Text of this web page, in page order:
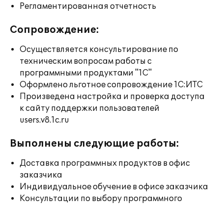
Регламентированная отчетность
Сопровождение:
Осуществляется консультирование по
техническим вопросам работы с
программными продуктами "1С"
Оформлено льготное сопровождение 1С:ИТС
Произведена настройка и проверка доступа
к сайту поддержки пользователей
users.v8.1c.ru
Выполнены следующие работы:
Доставка программных продуктов в офис
заказчика
Индивидуальное обучение в офисе заказчика
Консультации по выбору программного